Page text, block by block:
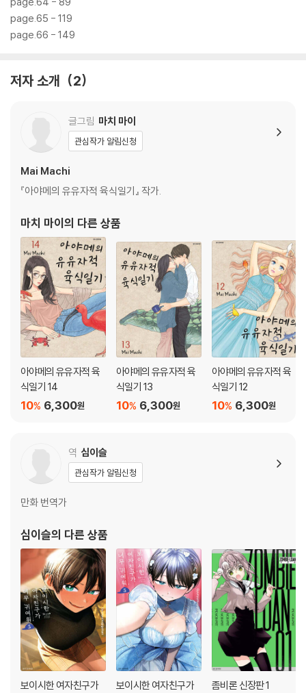
page.65 - 119
page.66 - 149
저자 소개 2
글그림 마치 마이
관심작가 알림신청
Mai Machi
『아야메의 유유자적 육식일기』 작가.
마치 마이 의 다른 상품
아야메의 유유자적 육
식일기 14
6,300원
10%
아야메의 유유자적 육
식일기 13
6,300원
10%
아야메의 유유자적 육
식일기 12
6,300원
10%
역 심이슬
관심작가 알림신청
만화 번역가
심이슬의 다른 상품
보이시한 여자친구가
보이시한 여자친구가
좀비론 신장판 1